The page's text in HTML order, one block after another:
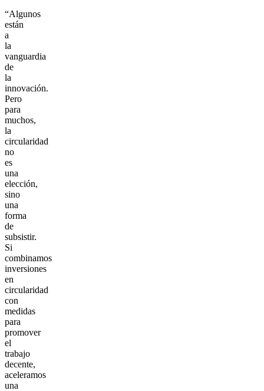
“Algunos
están
a
la
vanguardia
de
la
innovación.
Pero
para
muchos,
la
circularidad
no
es
una
elección,
sino
una
forma
de
subsistir.
Si
combinamos
inversiones
en
circularidad
con
medidas
para
promover
el
trabajo
decente,
aceleramos
una